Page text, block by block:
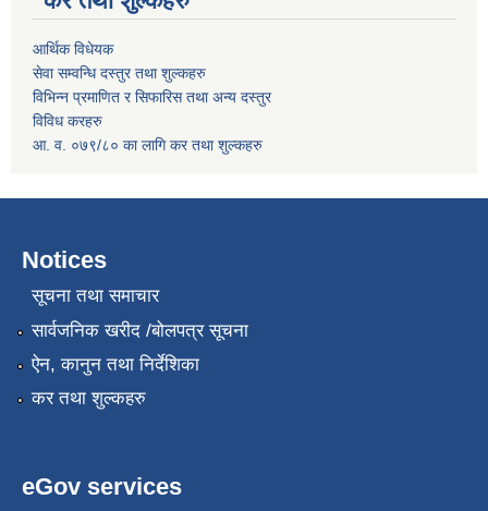
आर्थिक विधेयक
सेवा सम्वन्धि दस्तुर तथा शुल्कहरु
विभिन्न प्रमाणित र सिफारिस तथा अन्य दस्तुर
विविध करहरु
आ. व. ०७९/८० का लागि कर तथा शुल्कहरु
Notices
सूचना तथा समाचार
सार्वजनिक खरीद /बोलपत्र सूचना
ऐन, कानुन तथा निर्देशिका
कर तथा शुल्कहरु
eGov services